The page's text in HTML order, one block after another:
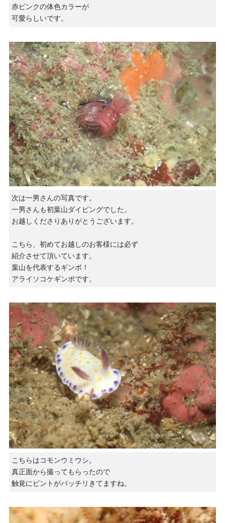
赤ピンクの体色カラーが
可愛らしいです。
次は一男さんの写真です。
一男さんも初葉山ダイビングでした。
お越しくださりありがとうございます。
こちら、初めてお越しのお客様には必ず
紹介させて頂いています。
葉山を代表するギンポ！
アライソコケギンポです。
こちらはコモンウミウシ。
真正面から撮ってもらったので
触覚にピントがバッチリきてますね。